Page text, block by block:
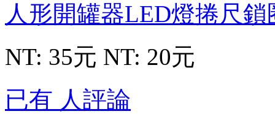
人形開罐器LED燈捲尺
NT: 35元 NT: 20元
已有 人評論